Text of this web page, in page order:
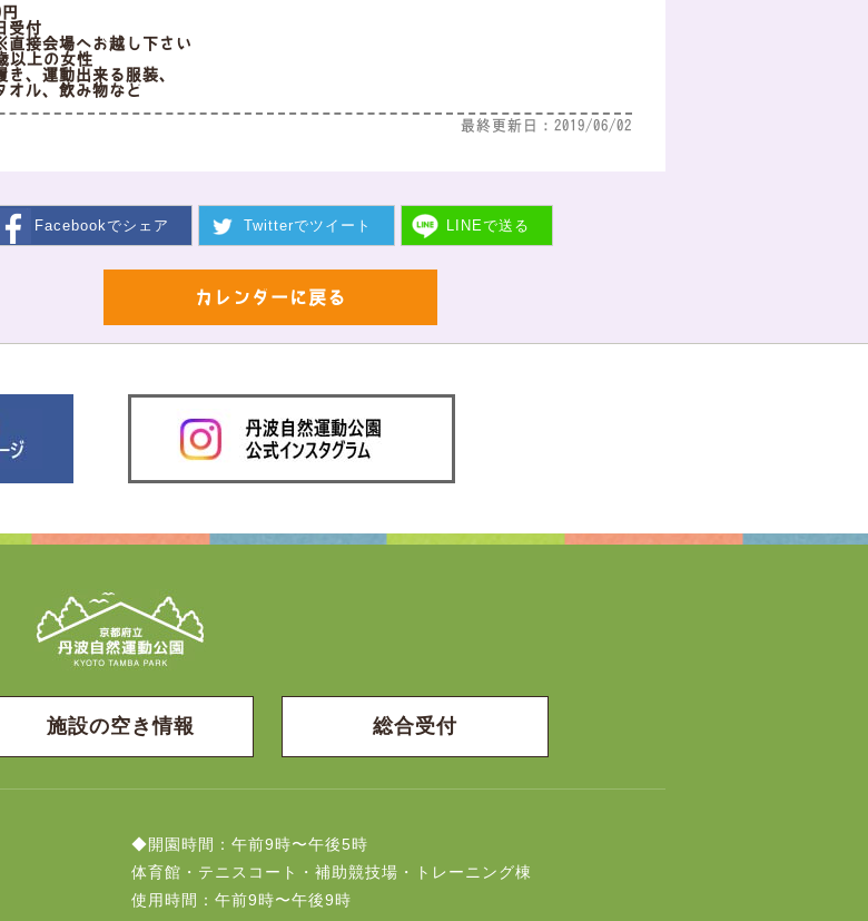
受付
へお越し下さい
上の女性
き、運動出来る服装、
飲み物など
最終更新日：2019/06/02
Facebookでシェア Twitterでツイート LINEで送る
カレンダーに戻る
施設の空き情報 総合受付
◆開園時間：午前9時〜午後5時
体育館・テニスコート・補助競技場・トレーニング棟
使用時間：午前9時〜午後9時